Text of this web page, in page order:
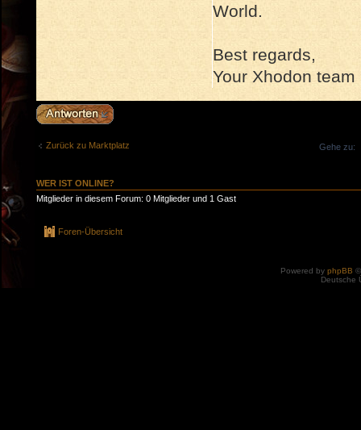
World.
Best regards,
Your Xhodon team
Antwort erstellen
Zurück zu Marktplatz Gehe zu:
WER IST ONLINE?
Mitglieder in diesem Forum: 0 Mitglieder und 1 Gast
Foren-Übersicht
Powered by phpBB
Deutsche